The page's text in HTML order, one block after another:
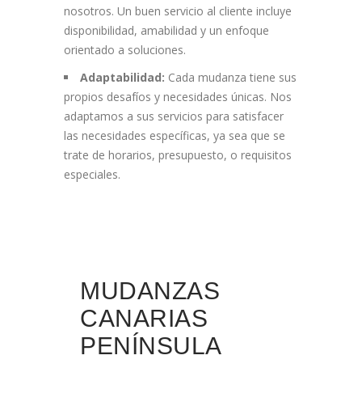
nosotros. Un buen servicio al cliente incluye
disponibilidad, amabilidad y un enfoque
orientado a soluciones.
Adaptabilidad: Cada mudanza tiene sus
propios desafíos y necesidades únicas. Nos
adaptamos a sus servicios para satisfacer
las necesidades específicas, ya sea que se
trate de horarios, presupuesto, o requisitos
especiales.
MUDANZAS
CANARIAS
PENÍNSULA